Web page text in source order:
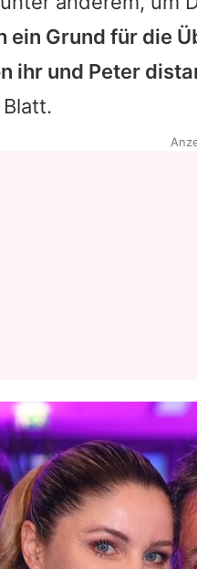
ein Grund für die
ihr und Peter